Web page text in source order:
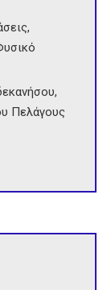
Πελάγους